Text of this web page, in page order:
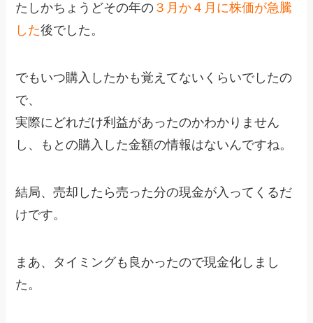
たしかちょうどその年の ３月か４月に株価が急騰
した後でした。
でもいつ購入したかも覚えてないくらいでしたの
で、
実際にどれだけ利益があったのかわかりません
し、もとの購入した金額の情報はないんですね。
結局、売却したら売った分の現金が入ってくるだ
けです。
まあ、タイミングも良かったので現金化しまし
た。